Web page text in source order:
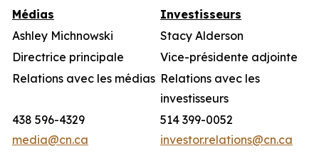
Médias
Investisseurs
Ashley Michnowski
Stacy Alderson
Directrice principale
Vice-présidente adjointe
Relations avec les médias Relations avec les
investisseurs
438 596-4329
media@cn.ca
514 399-0052
investor.relations@cn.ca